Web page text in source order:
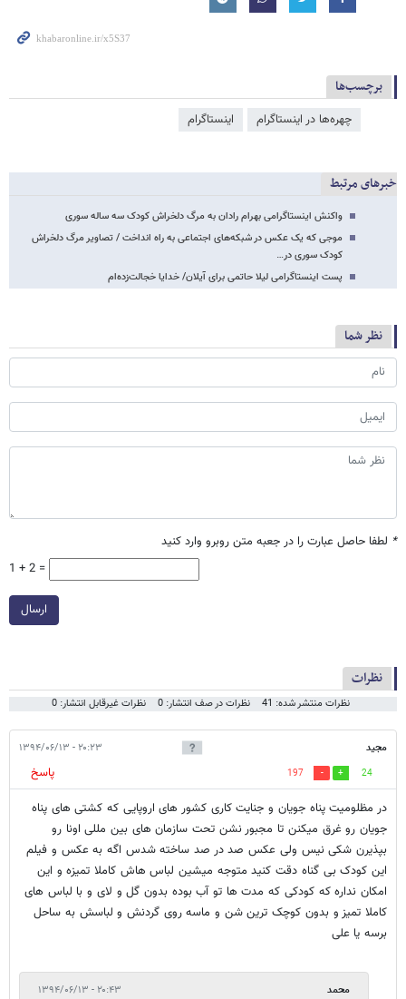
برچسب‌ها
چهره‌ها در اینستاگرام اینستاگرام
خبرهای مرتبط
واکنش اینستاگرامی بهرام رادان به مرگ دلخراش کودک سه ساله سوری
موجی که یک عکس در شبکه‌های اجتماعی به راه انداخت / تصاویر مرگ دلخراش
کودک سوری در…
پست اینستاگرامی لیلا حاتمی برای آیلان/ خدایا خجالت‌زده‌ام
نظر شما
* لطفا حاصل عبارت را در جعبه متن روبرو وارد کنید
1 + 2 =
ارسال
نظرات
نظرات منتشر شده: 41 نظرات در صف انتشار: 0 نظرات غیرقابل انتشار: 0
مجید ۲۰:۲۳ - ۱۳۹۴/۰۶/۱۳
24
197
پاسخ
در مظلومیت پناه جویان و جنایت کاری کشور های اروپایی که کشتی های پناه
جویان رو غرق میکنن تا مجبور نشن تحت سازمان های بین مللی اونا رو
بپذیرن شکی نیس ولی عکس صد در صد ساخته شدس اگه به عکس و فیلم
این کودک بی گناه دقت کنید متوجه میشین لباس هاش کاملا تمیزه و این
امکان نداره که کودکی که مدت ها تو آب بوده بدون گل و لای و با لباس های
کاملا تمیز و بدون کوچک ترین شن و ماسه روی گردنش و لباسش به ساحل
برسه یا علی
محمد ۲۰:۴۳ - ۱۳۹۴/۰۶/۱۳